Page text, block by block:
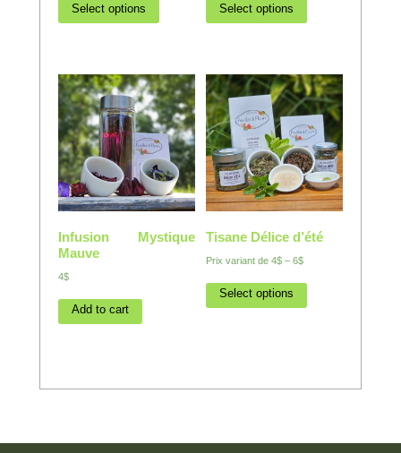
Select options Select options
Infusion Mystique
Mauve
4$
Add to cart
Tisane Délice d’été
Prix variant de4$ –6$
Select options